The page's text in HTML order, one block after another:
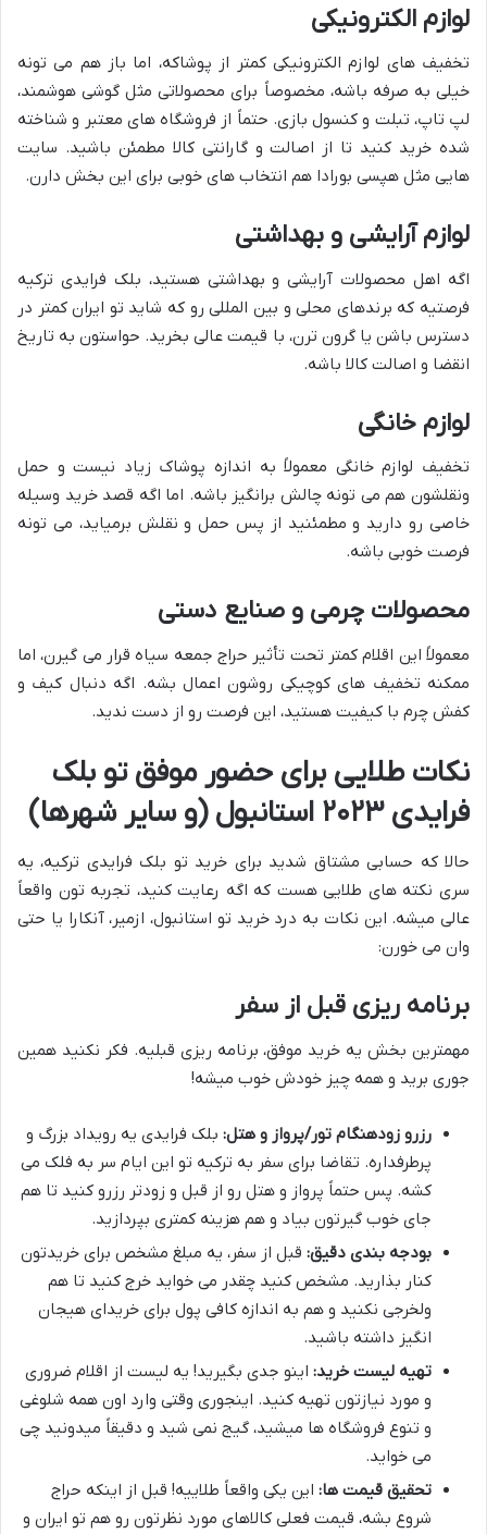
لوازم الکترونیکی
تخفیف های لوازم الکترونیکی کمتر از پوشاکه، اما باز هم می تونه
خیلی به صرفه باشه، مخصوصاً برای محصولاتی مثل گوشی هوشمند،
لپ تاپ، تبلت و کنسول بازی. حتماً از فروشگاه های معتبر و شناخته
شده خرید کنید تا از اصالت و گارانتی کالا مطمئن باشید. سایت
هایی مثل هپسی بورادا هم انتخاب های خوبی برای این بخش دارن.
لوازم آرایشی و بهداشتی
اگه اهل محصولات آرایشی و بهداشتی هستید، بلک فرایدی ترکیه
فرصتیه که برندهای محلی و بین المللی رو که شاید تو ایران کمتر در
دسترس باشن یا گرون ترن، با قیمت عالی بخرید. حواستون به تاریخ
انقضا و اصالت کالا باشه.
لوازم خانگی
تخفیف لوازم خانگی معمولاً به اندازه پوشاک زیاد نیست و حمل
ونقلشون هم می تونه چالش برانگیز باشه. اما اگه قصد خرید وسیله
خاصی رو دارید و مطمئنید از پس حمل و نقلش برمیاید، می تونه
فرصت خوبی باشه.
محصولات چرمی و صنایع دستی
معمولاً این اقلام کمتر تحت تأثیر حراج جمعه سیاه قرار می گیرن، اما
ممکنه تخفیف های کوچیکی روشون اعمال بشه. اگه دنبال کیف و
کفش چرم با کیفیت هستید، این فرصت رو از دست ندید.
نکات طلایی برای حضور موفق تو بلک
فرایدی ۲۰۲۳ استانبول (و سایر شهرها)
حالا که حسابی مشتاق شدید برای خرید تو بلک فرایدی ترکیه، یه
سری نکته های طلایی هست که اگه رعایت کنید، تجربه تون واقعاً
عالی میشه. این نکات به درد خرید تو استانبول، ازمیر، آنکارا یا حتی
وان می خورن:
برنامه ریزی قبل از سفر
مهمترین بخش یه خرید موفق، برنامه ریزی قبلیه. فکر نکنید همین
جوری برید و همه چیز خودش خوب میشه!
رزرو زودهنگام تور/پرواز و هتل: بلک فرایدی یه رویداد بزرگ و
پرطرفداره. تقاضا برای سفر به ترکیه تو این ایام سر به فلک می
کشه. پس حتماً پرواز و هتل رو از قبل و زودتر رزرو کنید تا هم
جای خوب گیرتون بیاد و هم هزینه کمتری بپردازید.
بودجه بندی دقیق: قبل از سفر، یه مبلغ مشخص برای خریدتون
کنار بذارید. مشخص کنید چقدر می خواید خرج کنید تا هم
ولخرجی نکنید و هم به اندازه کافی پول برای خریدای هیجان
انگیز داشته باشید.
تهیه لیست خرید: اینو جدی بگیرید! یه لیست از اقلام ضروری
و مورد نیازتون تهیه کنید. اینجوری وقتی وارد اون همه شلوغی
و تنوع فروشگاه ها میشید، گیج نمی شید و دقیقاً میدونید چی
می خواید.
تحقیق قیمت ها: این یکی واقعاً طلاییه! قبل از اینکه حراج
شروع بشه، قیمت فعلی کالاهای مورد نظرتون رو هم تو ایران و